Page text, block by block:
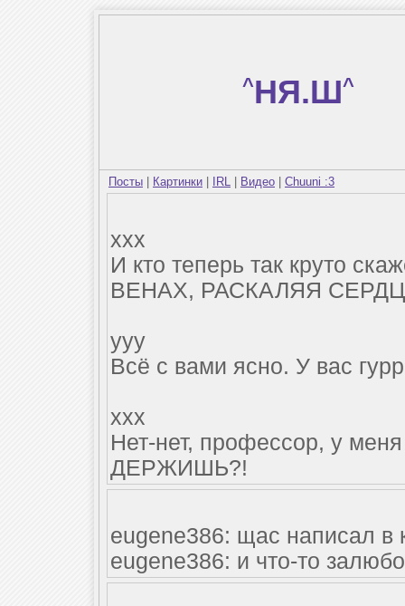
^НЯ.Ш^
Посты Картинки IRL Видео Chuuni :3
xxx
И кто теперь так круто
ВЕНАХ, РАСКАЛЯЯ
yyy
Всё с вами ясно. У вас
xxx
Нет-нет, профессор, у
ДЕРЖИШЬ?!
eugene386: щас написал в
eugene386: и что-то